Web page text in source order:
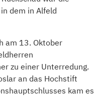
dem in Alfeld
am 13. Oktober
zu einer Unterredung.
an das Hochstift
kam es